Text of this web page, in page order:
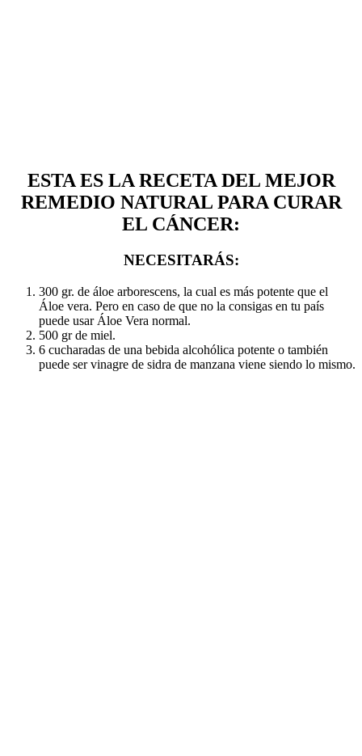
ESTA ES LA RECETA DEL MEJOR
REMEDIO NATURAL PARA CURAR
EL CÁNCER:
NECESITARÁS:
300 gr. de áloe arborescens, la cual es más potente que el
Áloe vera. Pero en caso de que no la consigas en tu país
puede usar Áloe Vera normal.
500 gr de miel.
6 cucharadas de una bebida alcohólica potente o también
puede ser vinagre de sidra de manzana viene siendo lo mismo.